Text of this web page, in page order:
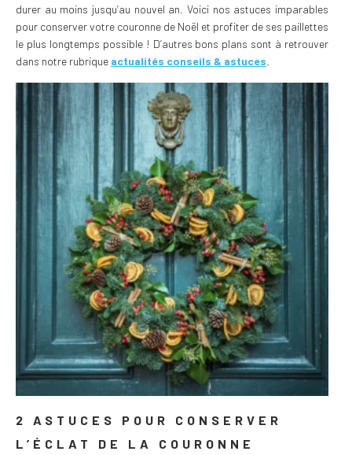
durer au moins jusqu’au nouvel an. Voici nos astuces imparables
pour conserver votre couronne de Noël et profiter de ses paillettes
le plus longtemps possible ! D’autres bons plans sont à retrouver
dans notre rubrique actualités conseils & astuces
2 ASTUCES POUR CONSERVER
L’ÉCLAT DE LA COURONNE